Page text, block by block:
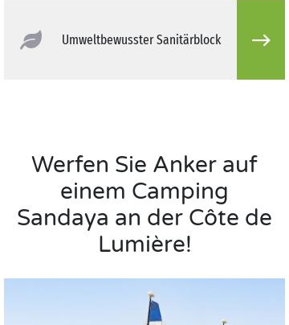
Umweltbewusster Sanitärblock
Werfen Sie Anker auf
einem Camping
Sandaya an der Côte de
Lumière!